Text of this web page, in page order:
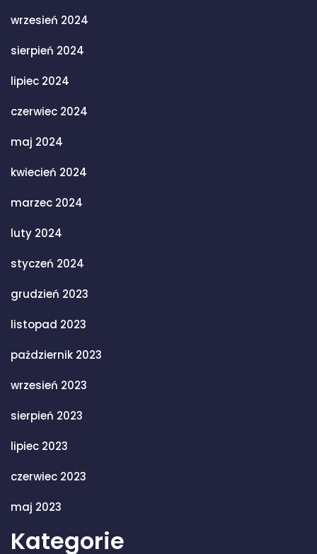
wrzesień 2024
sierpień 2024
lipiec 2024
czerwiec 2024
maj 2024
kwiecień 2024
marzec 2024
luty 2024
styczeń 2024
grudzień 2023
listopad 2023
październik 2023
wrzesień 2023
sierpień 2023
lipiec 2023
czerwiec 2023
maj 2023
Kategorie